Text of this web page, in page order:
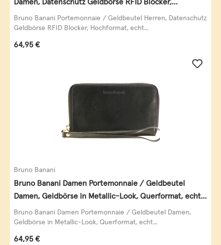
Querformat, echt Leder, taupe
Bruno Banani Portemonnaie / Geldbeutel Herren, Datenschutz
Geldbörse RFID Blocker, Hochformat, echt...
Regulärer Preis:
64,95 €
Bruno Banani
Bruno Banani Damen Portemonnaie / Geldbeutel
Damen, Geldbörse in Metallic-Look, Querformat, echt
Leder, schwarz-gold
Bruno Banani Damen Portemonnaie / Geldbeutel Damen,
Geldbörse in Metallic-Look, Querformat, echt...
Regulärer Preis:
64,95 €